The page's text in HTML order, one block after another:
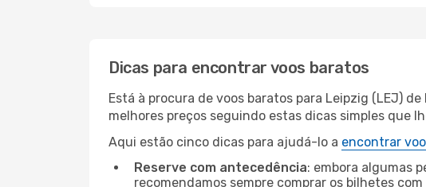
Dicas para encontrar voos baratos
Está à procura de voos baratos para Leipzig (LEJ)
melhores preços seguindo estas dicas simples que
Aqui estão cinco dicas para ajudá-lo a encontrar
Reserve com antecedência: embora algumas
recomendamos sempre comprar os bilhetes